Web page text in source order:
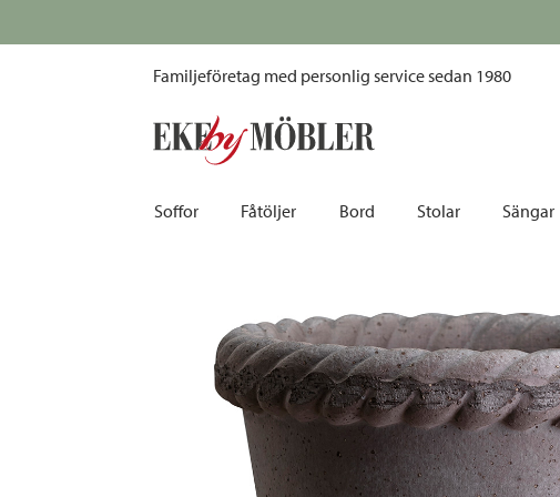
Familjeföretag med personlig service sedan 1980
Soffor
Divansoffor
Howardsoffor
Hörnsoffor
Soffor 2-sits | 3-sits | 4-sits
Fåtöljer
Fåtöljer med fotpallar
Reclinerfåtöljer
Skinnfåtöljer
Tygfåtöljer
Tillbehör till fåtölj
Bord
Matgrupper
Skrivbord
Småbord | Sidobord
Soffbord
Stolar
Pallar | Bänkar
Skinnstolar |
Skrivbordsstolar
Stolsdynor
Trästolar
Sängar